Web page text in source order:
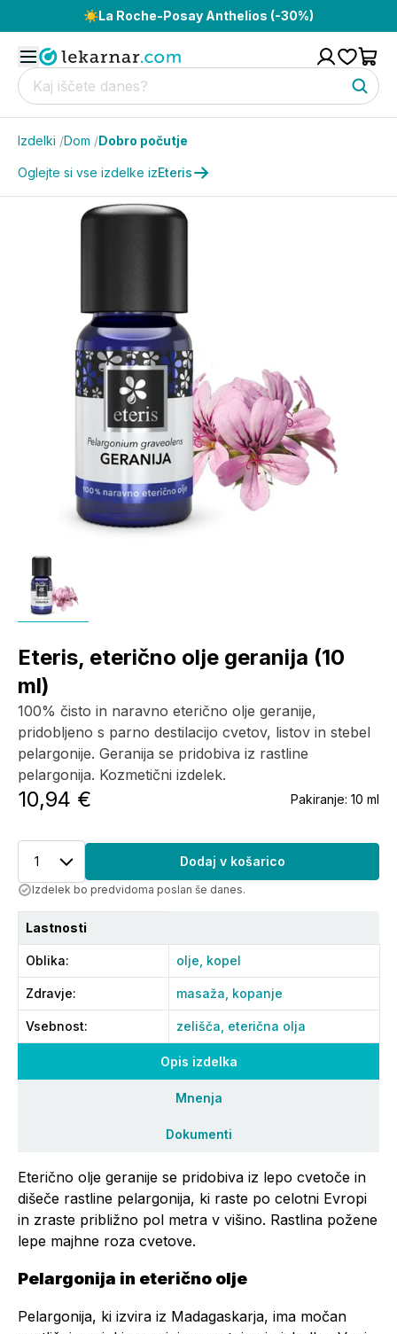
☀️La Roche-Posay Anthelios (-30%)
Izdelki /Dom /Dobro počutje
Oglejte si vse izdelke izEteris
Opis izdelka
Mnenja
Dokumenti
Eterično olje geranije se pridobiva iz lepo cvetoče in
dišeče rastline pelargonija, ki raste po celotni Evropi
in zraste približno pol metra v višino. Rastlina požene
lepe majhne roza cvetove.
Pelargonija in eterično olje
Pelargonija, ki izvira iz Madagaskarja, ima močan
Eteris, eterično olje geranija (10
ml)
100% čisto in naravno eterično olje geranije,
pridobljeno s parno destilacijo cvetov, listov in stebel
pelargonije. Geranija se pridobiva iz rastline
pelargonija. Kozmetični izdelek.
10,94 € Pakiranje: 10 ml
1 Dodaj v košarico
Izdelek bo predvidoma poslan še danes.
Lastnosti
Oblika: olje, kopel
Zdravje: masaža, kopanje
Vsebnost: zelišča, eterična olja